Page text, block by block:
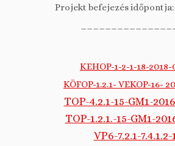
Projekt befejezés időpontja:
KEHOP-1-2-1-18-2018-
KÖFOP-1.2.1- VEKOP-16-
TOP-4.2.1-15-GM1-
TOP-1.2.1.-15-GM1-
VP6-7.2.1-7.4.1.2-